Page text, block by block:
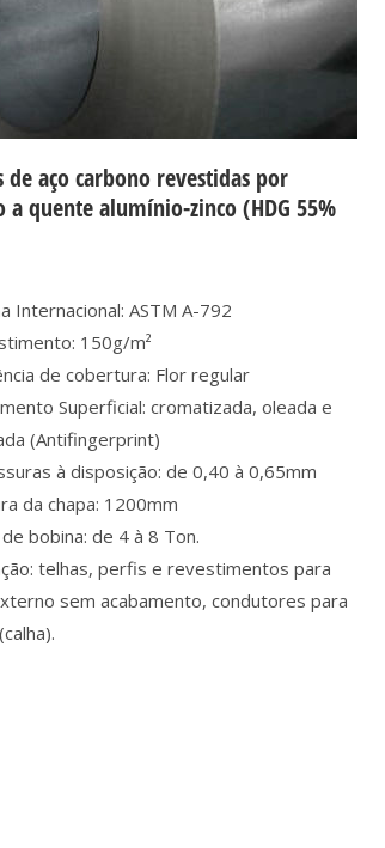
de aço carbono revestidas por
a quente alumínio-zinco (HDG 55%
Internacional: ASTM A-792
150g/m²
de cobertura: Flor regular
Superficial: cromatizada, oleada e
(Antifingerprint)
à disposição: de 0,40 à 0,65mm
da chapa: 1200mm
bobina: de 4 à 8 Ton.
telhas, perfis e revestimentos para
sem acabamento, condutores para